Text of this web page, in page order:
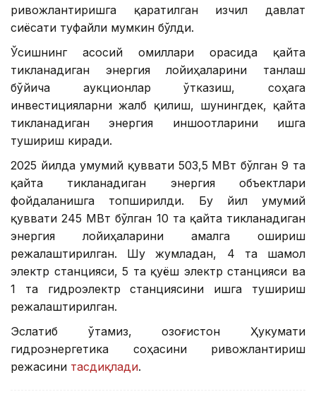
ривожлантиришга қаратилган изчил давлат
сиёсати туфайли мумкин бўлди.
Ўсишнинг асосий омиллари орасида қайта
тикланадиган энергия лойиҳаларини танлаш
бўйича аукционлар ўтказиш, соҳага
инвестицияларни жалб қилиш, шунингдек, қайта
тикланадиган энергия иншоотларини ишга
тушириш киради.
2025 йилда умумий қуввати 503,5 МВт бўлган 9 та
қайта тикланадиган энергия объектлари
фойдаланишга топширилди. Бу йил умумий
қуввати 245 МВт бўлган 10 та қайта тикланадиган
энергия лойиҳаларини амалга ошириш
режалаштирилган. Шу жумладан, 4 та шамол
электр станцияси, 5 та қуёш электр станцияси ва
1 та гидроэлектр станциясини ишга тушириш
режалаштирилган.
Эслатиб ўтамиз, Қозоғистон Ҳукумати
гидроэнергетика соҳасини ривожлантириш
режасини тасдиқлади.